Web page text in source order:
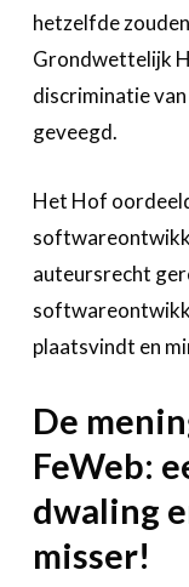
hetzelfde
Grondwettelijk
discriminatie
geveegd.
Het Hof
auteursrecht
plaatsvindt en
De
FeWeb:
dwaling
misser!